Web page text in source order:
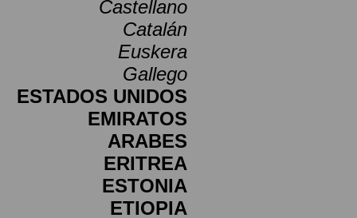
Castellano
Catalán
Euskera
Gallego
ESTADOS UNIDOS
EMIRATOS
ARABES
ERITREA
ESTONIA
ETIOPIA